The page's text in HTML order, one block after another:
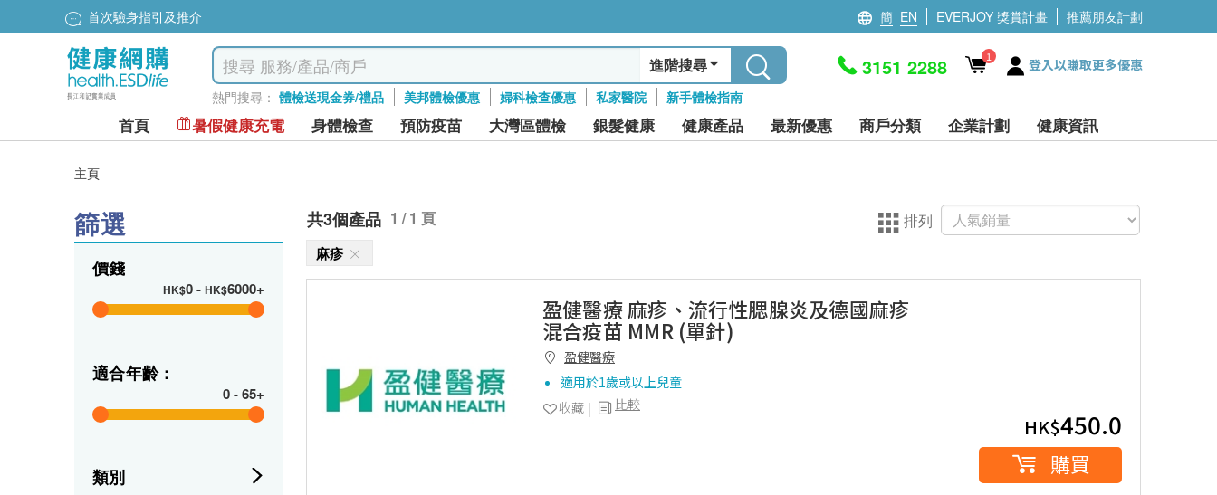
首次驗身指引及推介 簡 EN EVERJOY 獎賞計畫 推薦朋友計劃
進階搜尋
熱門搜尋： 體檢送現金券/禮品 美邦體檢優惠 婦科檢查優惠 私家醫院 新手體檢指南
3151 2288 1 登入以賺取更多優惠
首頁 暑假健康充電 身體檢查 預防疫苗 大灣區體檢 銀髮健康 健康產品 最新優惠 商戶分類 企業計劃 健康資訊
主頁
篩選
價錢
HK$0- HK$6000+
適合年齡 :
0-65+
類別
共3個產品 1 / 1 頁 排列
麻疹
盈健醫療 麻疹、流行性腮腺炎及德國麻疹
混合疫苗 MMR (單針)
盈健醫療
適用於1歲或以上兒童
比較
收藏
HK$450.0
購買